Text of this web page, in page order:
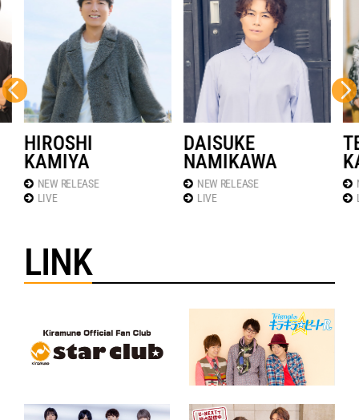
HIROSHI
KAMIYA
NEW RELEASE
LIVE
DAISUKE
NAMIKAWA
NEW RELEASE
LIVE
LINK